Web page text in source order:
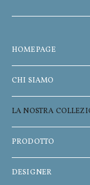
HOMEPAGE
CHI SIAMO
LA NOSTRA
PRODOTTO
DESIGNER